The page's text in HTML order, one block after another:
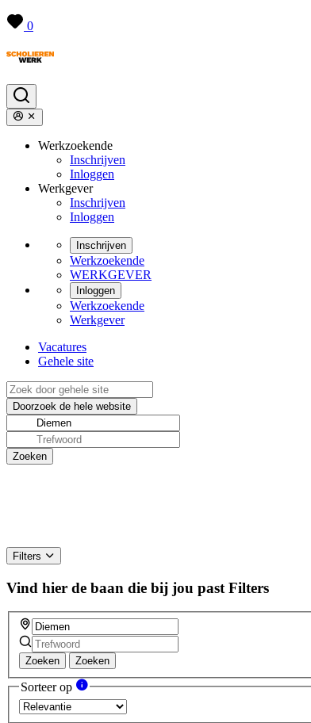
0
Werkzoekende
Inschrijven
Inloggen
Werkgever
Inschrijven
Inloggen
Inschrijven
Werkzoekende
WERKGEVER
Inloggen
Werkzoekende
Werkgever
Vacatures
Gehele site
Filters
Vind hier de baan die bij jou past Filters
Zoeken Zoeken
Sorteer op